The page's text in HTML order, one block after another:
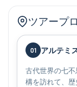
ツアープ
01 アルテミ
古代世界の七
構を訪れて、